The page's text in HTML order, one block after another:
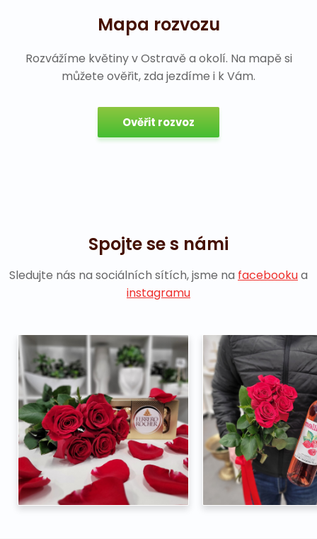
Mapa rozvozu
Rozvážíme květiny v Ostravě a okolí. Na mapě si
můžete ověřit, zda jezdíme i k Vám.
Ověřit rozvoz
Spojte se s námi
Sledujte nás na sociálních sítích, jsme na facebookua
instagramu